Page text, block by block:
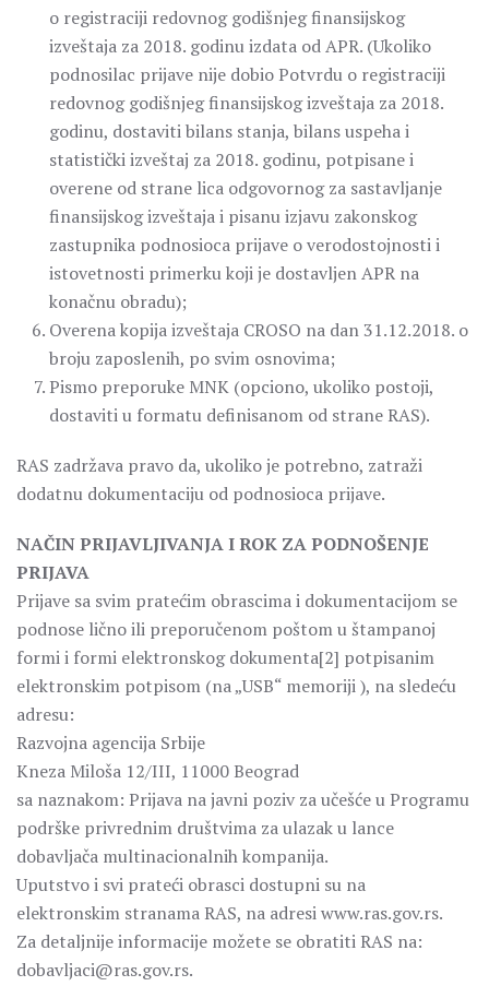
o registraciji redovnog godišnjeg finansijskog
izveštaja za 2018. godinu izdata od APR. (Ukoliko
podnosilac prijave nije dobio Potvrdu o registraciji
redovnog godišnjeg finansijskog izveštaja za 2018.
godinu, dostaviti bilans stanja, bilans uspeha i
statistički izveštaj za 2018. godinu, potpisane i
overene od strane lica odgovornog za sastavljanje
finansijskog izveštaja i pisanu izjavu zakonskog
zastupnika podnosioca prijave o verodostojnosti i
istovetnosti primerku koji je dostavljen APR na
konačnu obradu);
Overena kopija izveštaja CROSO na dan 31.12.2018. o
broju zaposlenih, po svim osnovima;
Pismo preporuke MNK (opciono, ukoliko postoji,
dostaviti u formatu definisanom od strane RAS).
RAS zadržava pravo da, ukoliko je potrebno, zatraži
dodatnu dokumentaciju od podnosioca prijave.
NAČIN PRIJAVLJIVANJA I ROK ZA PODNOŠENJE
PRIJAVA
Prijave sa svim pratećim obrascima i dokumentacijom se
podnose lično ili preporučenom poštom u štampanoj
formi i formi elektronskog dokumenta[2] potpisanim
elektronskim potpisom (na „USB“ memoriji ), na sledeću
adresu:
Razvojna agencija Srbije
Kneza Miloša 12/III, 11000 Beograd
sa naznakom: Prijava na javni poziv za učešće u Programu
podrške privrednim društvima za ulazak u lance
dobavljača multinacionalnih kompanija.
Uputstvo i svi prateći obrasci dostupni su na
elektronskim stranama RAS, na adresi www.ras.gov.rs.
Za detaljnije informacije možete se obratiti RAS na:
dobavljaci@ras.gov.rs.